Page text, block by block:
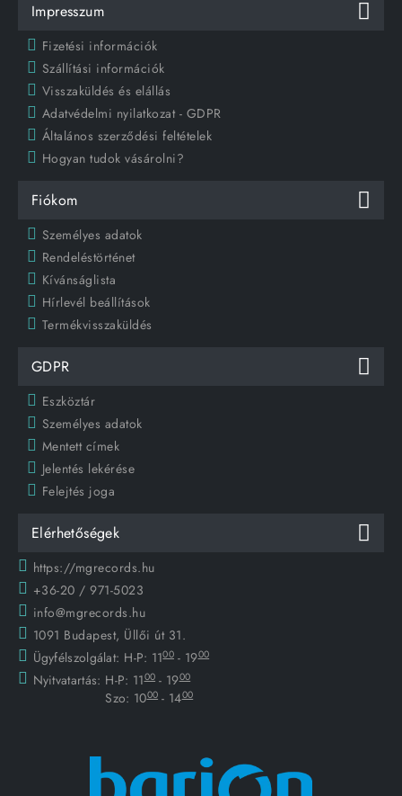
Impresszum
Fizetési információk
Szállítási információk
Visszaküldés és elállás
Adatvédelmi nyilatkozat - GDPR
Általános szerződési feltételek
Hogyan tudok vásárolni?
Fiókom
Személyes adatok
Rendeléstörténet
Kívánságlista
Hírlevél beállítások
Termékvisszaküldés
GDPR
Eszköztár
Személyes adatok
Mentett címek
Jelentés lekérése
Felejtés joga
Elérhetőségek
https://mgrecords.hu
+36-20 / 971-5023
info@mgrecords.hu
1091 Budapest, Üllői út 31.
Ügyfélszolgálat: H-P: 1100 - 1900
Nyitvatartás: H-P: 1100 - 1900
Szo: 1000 - 1400